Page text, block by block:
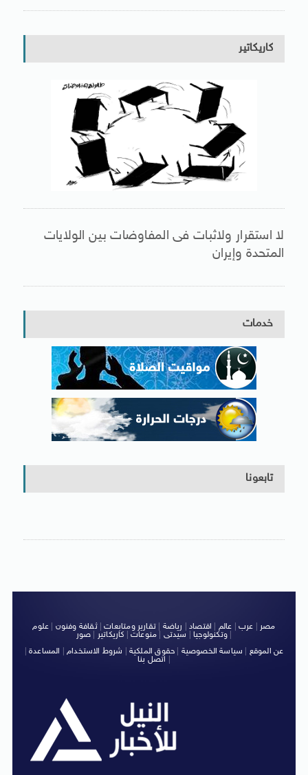
كاريكاتير
لا استقرار ولاثبات فى المفاوضات بين الولايات
المتحدة وإيران
خدمات
تابعونا
مصر عرب عالم اقتصاد رياضة |تقارير ومتابعات|ثقافة وفنون
علوم
وتكنولوجيا| سيدتى منوعات كاريكاتير صور
|
عن الموقع
سياسة الخصوصية حقوق الملكية شروط الاستخدام| المساعدة|
اتصل بنا